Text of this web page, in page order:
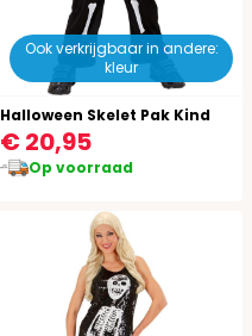
Ook verkrijgbaar in andere:
kleur
Halloween Skelet Pak Kind
€ 20,95
Op voorraad